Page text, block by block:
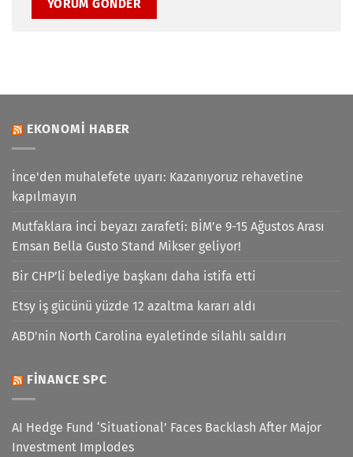
EKONOMI HABER
İnce'den muhalefete uyarı: Kazanıyoruz rehavetine
kapılmayın
Mutfaklara inci beyazı zarafeti: BİM’e 9-15 Ağustos Arası
Emsan Bella Gusto Stand Mikser geliyor!
Bir CHP’li belediye başkanı daha istifa etti
Etsy iş gücünü yüzde 12 azaltma kararı aldı
ABD'nin North Carolina eyaletinde silahlı saldırı
FINANCE SPC
AI Hedge Fund ‘Situational’ Faces Backlash After Major
Investment Implodes